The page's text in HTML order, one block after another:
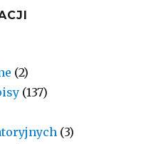
(2)
(137)
(3)